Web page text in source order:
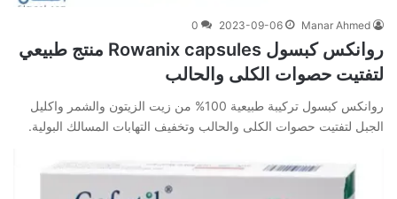
Manar Ahmed
2023-09-06
0
روانكس كبسول Rowanix capsules منتج طبيعي
لتفتيت حصوات الكلى والحالب
روانكس كبسول تركيبة طبيعية 100% من زيت الزيتون والشمر واكليل
الجبل لتفتيت حصوات الكلى والحالب وتخفيف التهابات المسالك البولية.